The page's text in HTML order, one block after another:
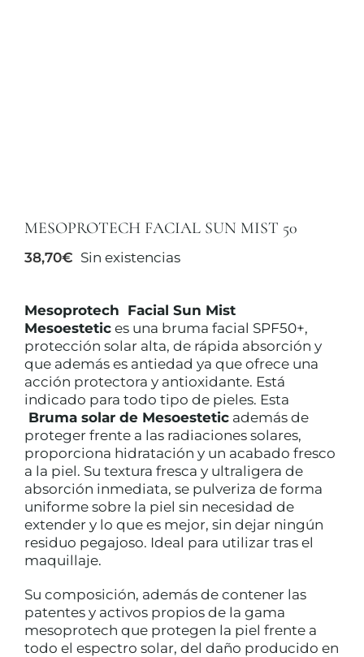
SOLAR
HOMBRE
CUIDADO CAPILAR
MESOPROTECH FACIAL SUN MIST 50
38,70€ Sin existencias
Mesoprotech Facial Sun Mist
Mesoestetic es una bruma facial SPF50+,
protección solar alta, de rápida absorción y
que además es antiedad ya que ofrece una
acción protectora y antioxidante. Está
indicado para todo tipo de pieles. Esta
Bruma solar de Mesoestetic además de
proteger frente a las radiaciones solares,
proporciona hidratación y un acabado fresco
a la piel. Su textura fresca y ultraligera de
absorción inmediata, se pulveriza de forma
uniforme sobre la piel sin necesidad de
extender y lo que es mejor, sin dejar ningún
residuo pegajoso. Ideal para utilizar tras el
maquillaje.
Su composición, además de contener las
patentes y activos propios de la gama
mesoprotech que protegen la piel frente a
todo el espectro solar, del daño producido en